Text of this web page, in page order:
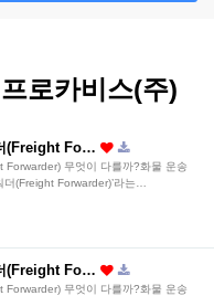
로카비스(주)
(Freight Fo…
Forwarder) 무엇이 다를까?화물 운송
더(Freight Forwarder)’라는…
(Freight Fo…
Forwarder) 무엇이 다를까?화물 운송